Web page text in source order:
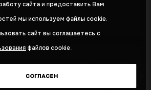
данные, вы принимаете и соглашаетесь с
отношении обработки персональных данных
сайта и предоставить Вам
мы используем файлы cookie.
сайт вы соглашаетесь с
файлов cookie.
СОГЛАСЕН